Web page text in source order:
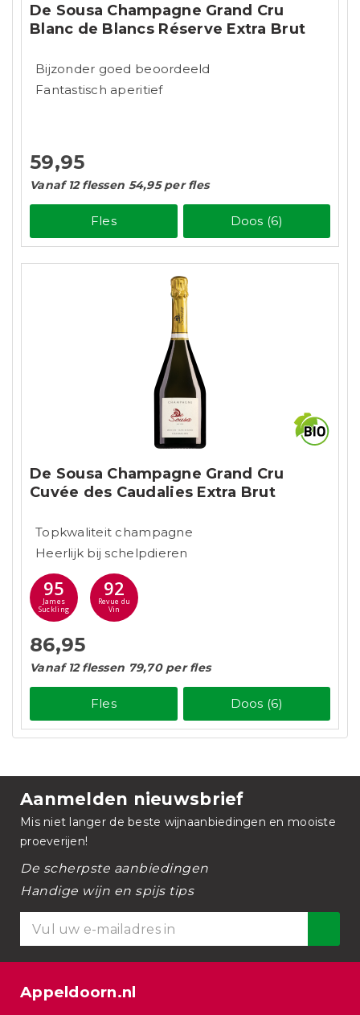
De Sousa Champagne Grand Cru
Blanc de Blancs Réserve Extra Brut
Bijzonder goed beoordeeld
Fantastisch aperitief
59,95
Vanaf 12 flessen 54,95 per fles
Fles Doos (6)
De Sousa Champagne Grand Cru
Cuvée des Caudalies Extra Brut
Topkwaliteit champagne
Heerlijk bij schelpdieren
95
James
Suckling
92
Revue du
Vin
86,95
Vanaf 12 flessen 79,70 per fles
Fles Doos (6)
Aanmelden nieuwsbrief
Mis niet langer de beste wijnaanbiedingen en mooiste
proeverijen!
De scherpste aanbiedingen
Handige wijn en spijs tips
Appeldoorn.nl